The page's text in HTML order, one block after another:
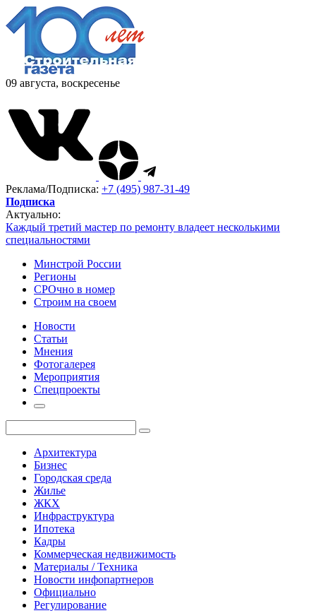
09 августа, воскресенье
Реклама/Подписка: +7 (495) 987-31-49
Подписка
Актуально:
Каждый третий мастер по ремонту владеет несколькими
специальностями
Минстрой России
Регионы
СРОчно в номер
Строим на своем
Новости
Статьи
Мнения
Фотогалерея
Мероприятия
Спецпроекты
Архитектура
Бизнес
Городская среда
Жилье
ЖКХ
Инфраструктура
Ипотека
Кадры
Коммерческая недвижимость
Материалы / Техника
Новости инфопартнеров
Официально
Регулирование